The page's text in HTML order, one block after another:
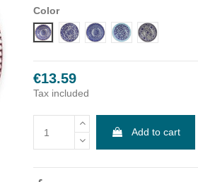
Color
DISEÑO 1 CENEFA AZUL
DISEÑO 2 CENEFA AZUL
DISEÑO 3 CENEFA
DISEÑO 4DISEÑO 5
€13.59
Tax included
Add to cart